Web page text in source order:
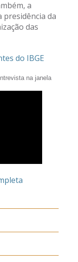
a
da
das
do IBGE
na janela